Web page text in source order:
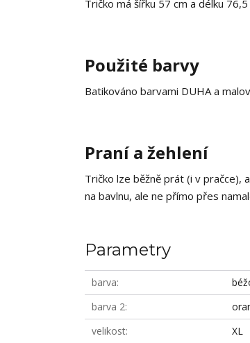
Tričko má šířku 57 cm a délku
Použité barvy
Batikováno barvami DUHA a
Praní a žehlení
Tričko lze běžně prát (i v
na bavlnu, ale ne přímo přes
Parametry
barva
barva 2
velikost
XL